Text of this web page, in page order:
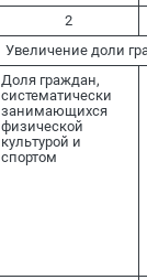
2
Увеличение доли
Доля граждан,
систематически
занимающихся
физической
культурой и
спортом